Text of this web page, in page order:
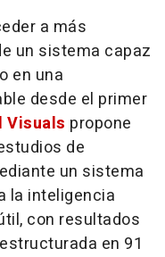
a más
un sistema capaz
en una
desde el primer
Visuals propone
de
un sistema
la inteligencia
con resultados
en 91